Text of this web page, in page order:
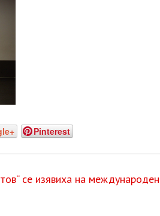
Pinterest
се изявиха на